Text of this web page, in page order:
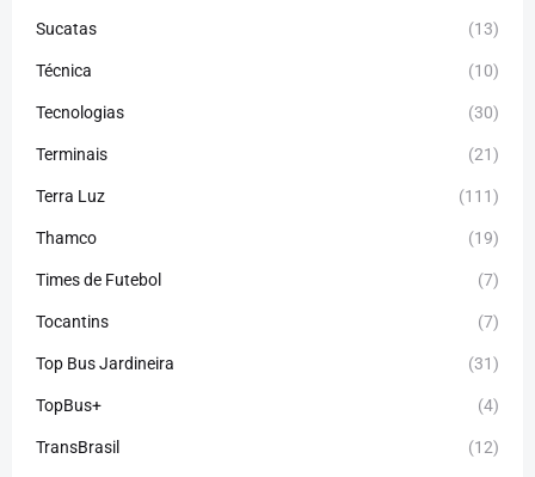
Sucatas (13)
Técnica (10)
Tecnologias (30)
Terminais (21)
Terra Luz (111)
Thamco (19)
Times de Futebol (7)
Tocantins (7)
Top Bus Jardineira (31)
TopBus+ (4)
TransBrasil (12)